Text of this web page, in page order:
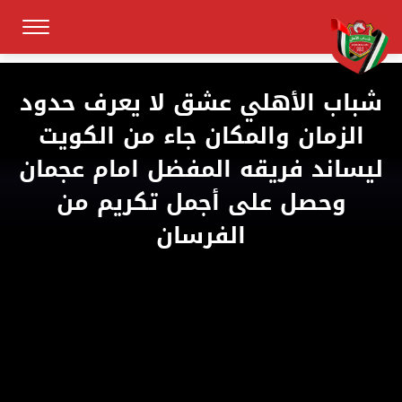
شباب الأهلي عشق لا يعرف حدود
الزمان والمكان جاء من الكويت
ليساند فريقه المفضل امام عجمان
وحصل على أجمل تكريم من
الفرسان